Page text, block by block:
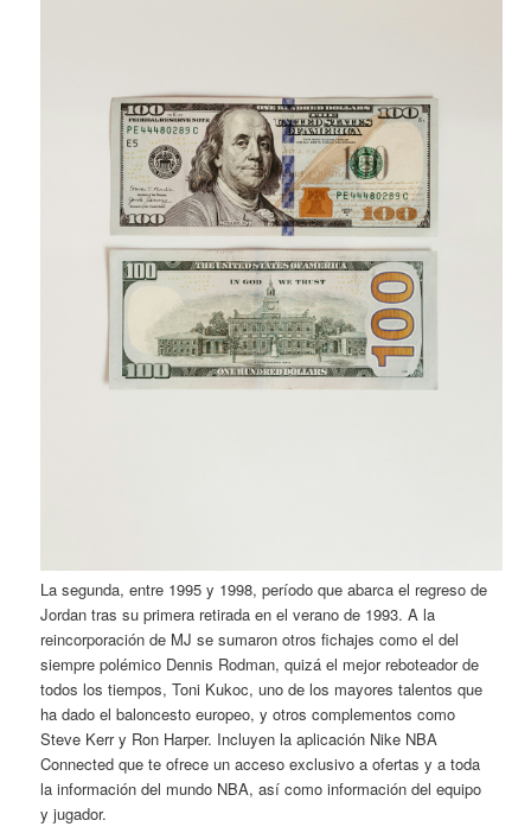
La segunda, entre 1995 y 1998, período que abarca el regreso de
Jordan tras su primera retirada en el verano de 1993. A la
reincorporación de MJ se sumaron otros fichajes como el del
siempre polémico Dennis Rodman, quizá el mejor reboteador de
todos los tiempos, Toni Kukoc, uno de los mayores talentos que
ha dado el baloncesto europeo, y otros complementos como
Steve Kerr y Ron Harper. Incluyen la aplicación Nike NBA
Connected que te ofrece un acceso exclusivo a ofertas y a toda
la información del mundo NBA, así como información del equipo
y jugador.